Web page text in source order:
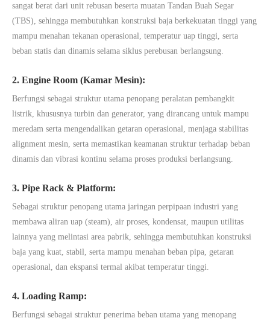
sangat berat dari unit rebusan beserta muatan Tandan Buah Segar
(TBS), sehingga membutuhkan konstruksi baja berkekuatan tinggi yang
mampu menahan tekanan operasional, temperatur uap tinggi, serta
beban statis dan dinamis selama siklus perebusan berlangsung.
2. Engine Room (Kamar Mesin):
Berfungsi sebagai struktur utama penopang peralatan pembangkit
listrik, khususnya turbin dan generator, yang dirancang untuk mampu
meredam serta mengendalikan getaran operasional, menjaga stabilitas
alignment mesin, serta memastikan keamanan struktur terhadap beban
dinamis dan vibrasi kontinu selama proses produksi berlangsung.
3. Pipe Rack & Platform:
Sebagai struktur penopang utama jaringan perpipaan industri yang
membawa aliran uap (steam), air proses, kondensat, maupun utilitas
lainnya yang melintasi area pabrik, sehingga membutuhkan konstruksi
baja yang kuat, stabil, serta mampu menahan beban pipa, getaran
operasional, dan ekspansi termal akibat temperatur tinggi.
4. Loading Ramp:
Berfungsi sebagai struktur penerima beban utama yang menopang